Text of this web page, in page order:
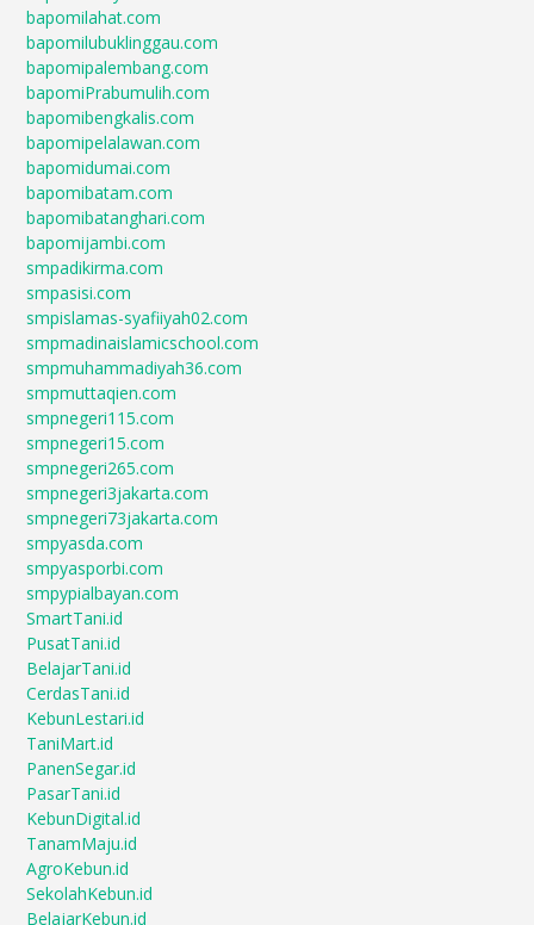
bapomilahat.com
bapomilubuklinggau.com
bapomipalembang.com
bapomiPrabumulih.com
bapomibengkalis.com
bapomipelalawan.com
bapomidumai.com
bapomibatam.com
bapomibatanghari.com
bapomijambi.com
smpadikirma.com
smpasisi.com
smpislamas-syafiiyah02.com
smpmadinaislamicschool.com
smpmuhammadiyah36.com
smpmuttaqien.com
smpnegeri115.com
smpnegeri15.com
smpnegeri265.com
smpnegeri3jakarta.com
smpnegeri73jakarta.com
smpyasda.com
smpyasporbi.com
smpypialbayan.com
SmartTani.id
PusatTani.id
BelajarTani.id
CerdasTani.id
KebunLestari.id
TaniMart.id
PanenSegar.id
PasarTani.id
KebunDigital.id
TanamMaju.id
AgroKebun.id
SekolahKebun.id
BelajarKebun.id